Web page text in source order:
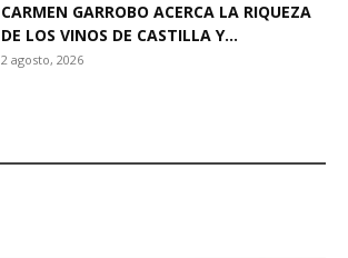
CARMEN GARROBO ACERCA LA RIQUEZA
DE LOS VINOS DE CASTILLA Y...
2 agosto, 2026